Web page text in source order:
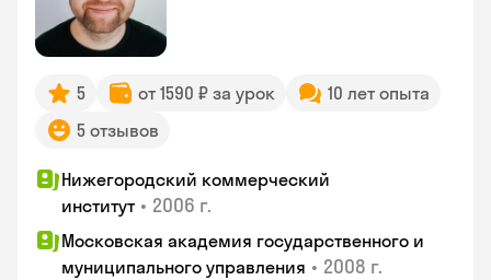
5 от 1590 ₽ за урок
10 лет опыта
5 отзывов
Нижегородский коммерческий
институт • 2006 г.
Московская академия государственного и
муниципального управления • 2008 г.